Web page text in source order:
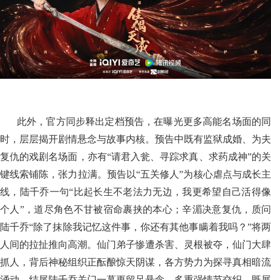
此外，官方同步释出定档预告，在曝光更多高能名场面的同
时，层层揭开剧情悬念与故事内核。预告中既有监狱成婚、为夫
复仇的戏剧名场面，亦有“请君入瓮、寻踪求真、求药成神”的关
键线索铺陈，张力拉满。预告以“五关修人”为核心虐点与成长主
线，陆千乔一句“比起长生不老法力无边，我更希望自己活得像
个人”，道尽角色不甘被宿命裹挟的本心；辛湄决意复仇，质问
陆千乔“除了抹除我记忆这件事，你还有其他事瞒着我吗？”将两
人间的拉扯推向高潮。仙门弟子惨遭杀害、灵根被夺，仙门大肆
抓人，背后神秘组织正酝酿惊天阴谋，各方势力为探寻真相暗流